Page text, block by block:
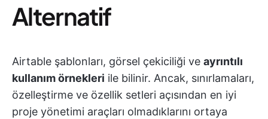
Alternatif
Airtable şablonları, görsel çekiciliği ve ayrıntılı
kullanım örnekleri ile bilinir. Ancak, sınırlamaları,
özelleştirme ve özellik setleri açısından en iyi
proje yönetimi araçları olmadıklarını ortaya